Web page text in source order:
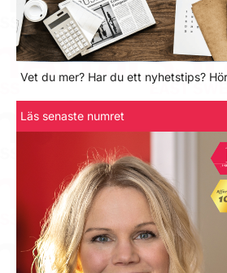
Vet du mer? Har du ett nyhetstips?
Läs senaste numret